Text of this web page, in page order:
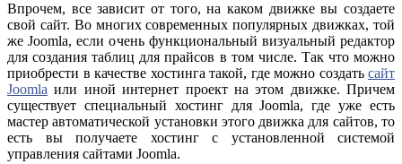
Впрочем, все зависит от того, на каком движке вы создаете
свой сайт. Во многих современных популярных движках, той
же Joomla, если очень функциональный визуальный редактор
для создания таблиц для прайсов в том числе. Так что можно
приобрести в качестве хостинга такой, где можно создать сайт
Joomla или иной интернет проект на этом движке. Причем
существует специальный хостинг для Joomla, где уже есть
мастер автоматической установки этого движка для сайтов, то
есть вы получаете хостинг с установленной системой
управления сайтами Joomla.